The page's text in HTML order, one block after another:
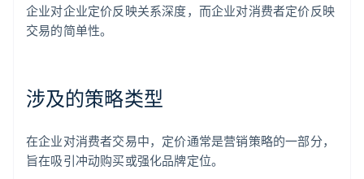
企业对企业定价反映关系深度，而企业对消费者定价反映
交易的简单性。
涉及的策略类型
在企业对消费者交易中，定价通常是营销策略的一部分，
旨在吸引冲动购买或强化品牌定位。